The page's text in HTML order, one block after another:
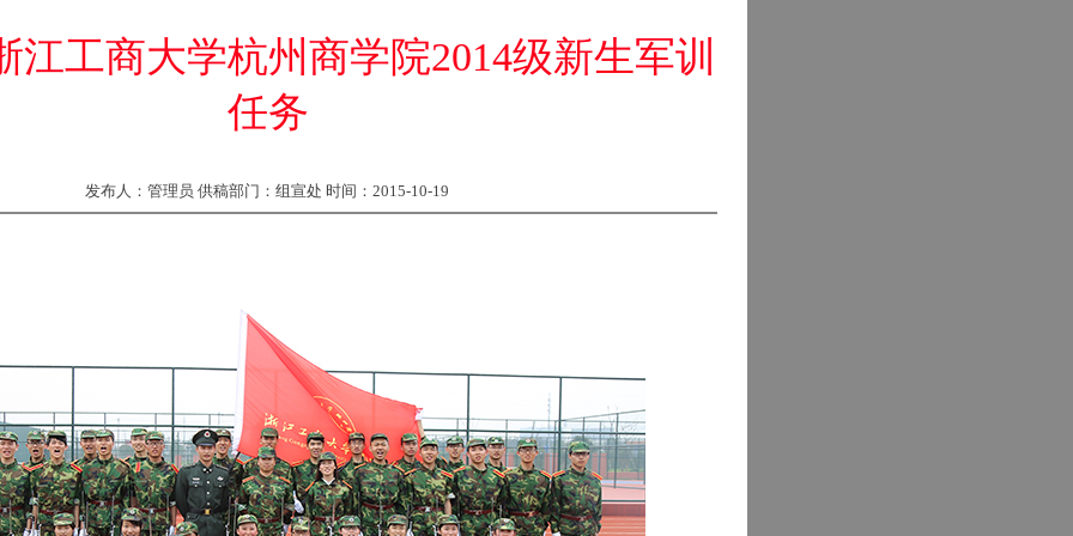
江工商大学杭州商学院2014级新生军训
任务
发布人：管理员 供稿部门：组宣处 时间：2015-10-19